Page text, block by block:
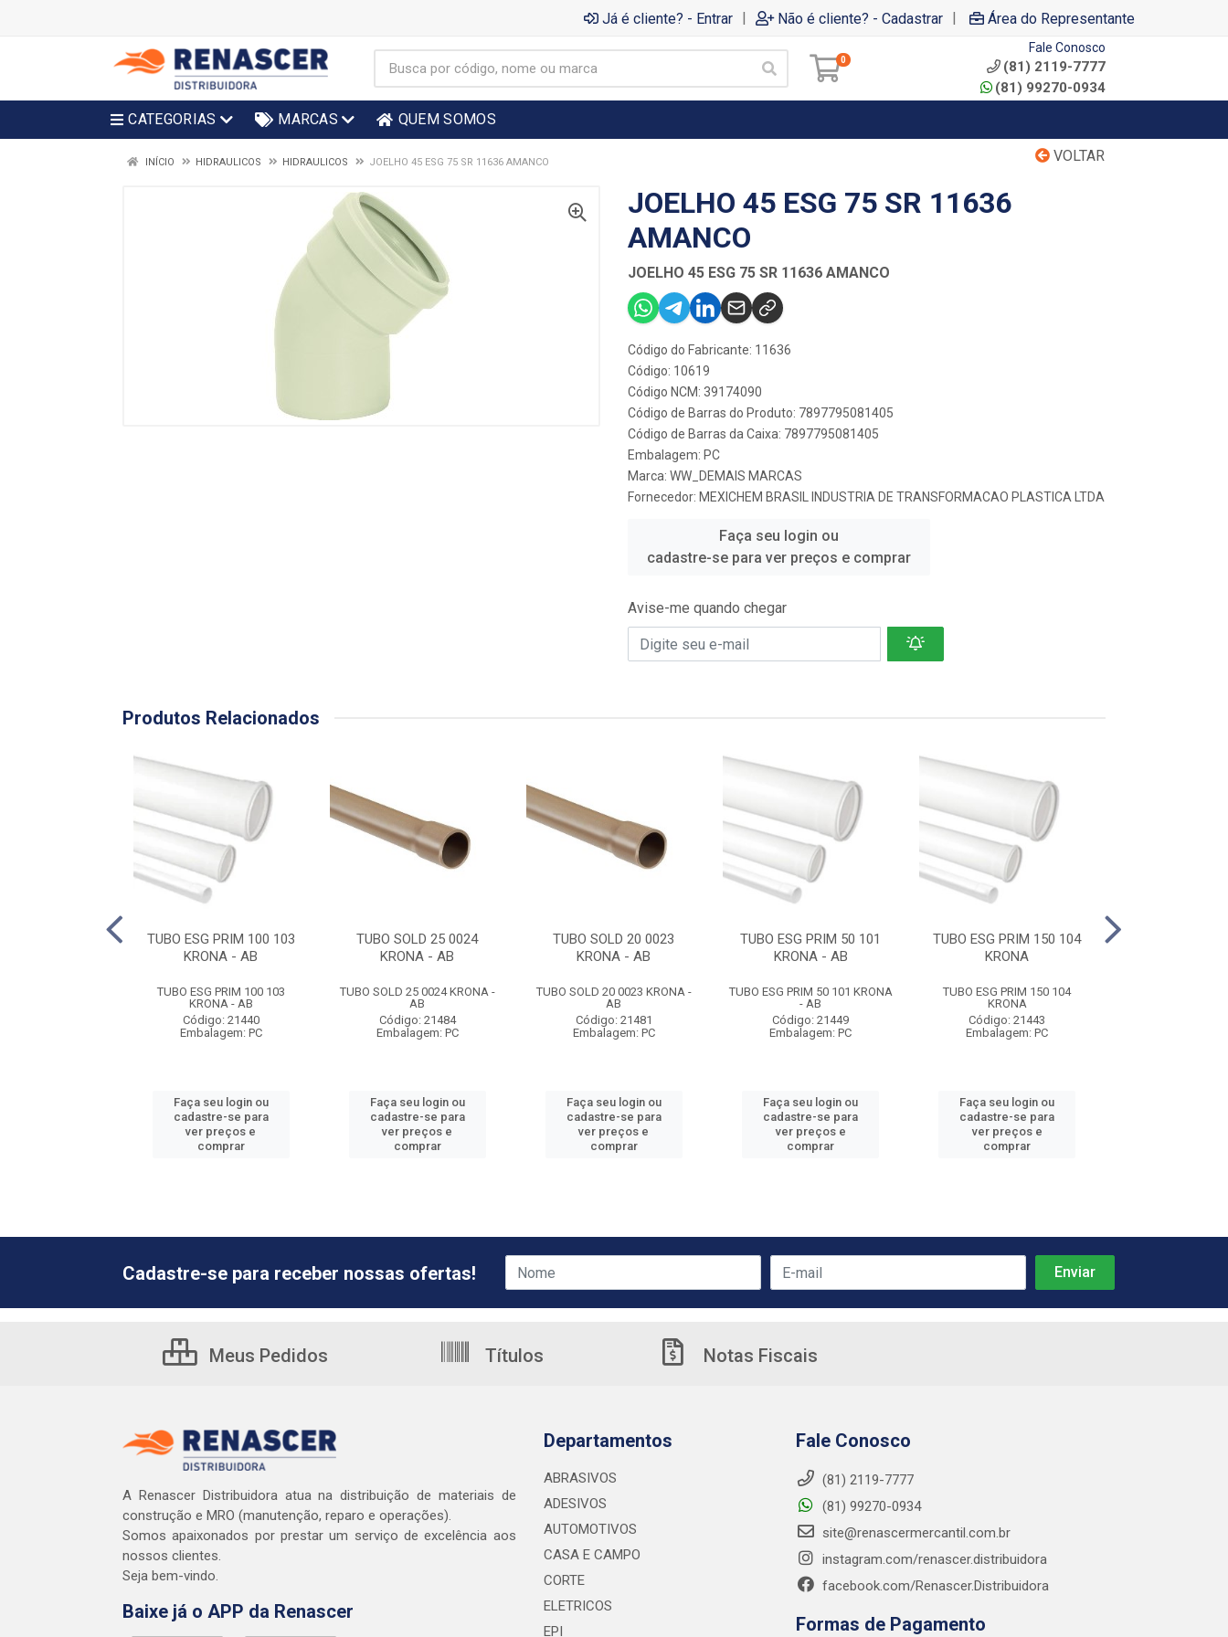
Já é cliente? - Entrar | Não é cliente? - Cadastrar | Área do Representante
0
Fale Conosco
(81) 2119-7777
(81) 99270-0934
CATEGORIAS MARCAS QUEM SOMOS
VOLTAR
INÍCIO HIDRAULICOS HIDRAULICOS JOELHO 45 ESG 75 SR 11636 AMANCO
JOELHO 45 ESG 75 SR 11636
AMANCO
JOELHO 45 ESG 75 SR 11636 AMANCO
Código do Fabricante: 11636
Código: 10619
Código NCM: 39174090
Código de Barras do Produto: 7897795081405
Código de Barras da Caixa: 7897795081405
Embalagem: PC
Marca: WW_DEMAIS MARCAS
Fornecedor: MEXICHEM BRASIL INDUSTRIA DE TRANSFORMACAO PLASTICA LTDA
Faça seu login ou
cadastre-se para ver preços e comprar
Avise-me quando chegar
Produtos Relacionados
TUBO ESG PRIM 100 103
KRONA - AB
TUBO ESG PRIM 100 103
KRONA - AB
Código: 21440
Embalagem: PC
Faça seu login ou
cadastre-se para
ver preços e
comprar
TUBO SOLD 25 0024
KRONA - AB
TUBO SOLD 25 0024 KRONA -
AB
Código: 21484
Embalagem: PC
Faça seu login ou
cadastre-se para
ver preços e
comprar
TUBO SOLD 20 0023
KRONA - AB
TUBO SOLD 20 0023 KRONA -
AB
Código: 21481
Embalagem: PC
Faça seu login ou
cadastre-se para
ver preços e
comprar
TUBO ESG PRIM 50 101
KRONA - AB
TUBO ESG PRIM 50 101 KRONA
- AB
Código: 21449
Embalagem: PC
Faça seu login ou
cadastre-se para
ver preços e
comprar
TUBO ESG PRIM 150 104
KRONA
TUBO ESG PRIM 150 104
KRONA
Código: 21443
Embalagem: PC
Faça seu login ou
cadastre-se para
ver preços e
comprar
Cadastre-se para receber nossas ofertas!
Meus Pedidos Títulos Notas Fiscais
A Renascer Distribuidora atua na distribuição de materiais de
construção e MRO (manutenção, reparo e operações).
Somos apaixonados por prestar um serviço de excelência aos
nossos clientes.
Seja bem-vindo.
Baixe já o APP da Renascer
Departamentos
ABRASIVOS
ADESIVOS
AUTOMOTIVOS
CASA E CAMPO
CORTE
ELETRICOS
EPI
Fale Conosco
(81) 2119-7777
(81) 99270-0934
site@renascermercantil.com.br
instagram.com/renascer.distribuidora
facebook.com/Renascer.Distribuidora
Formas de Pagamento